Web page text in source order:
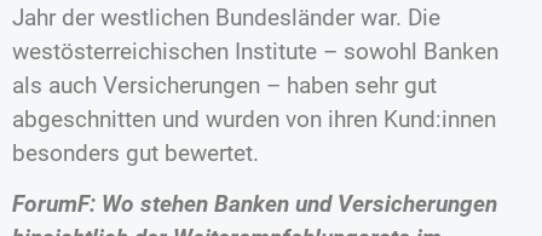
Jahr der westlichen Bundesländer war. Die
westösterreichischen Institute – sowohl Banken
als auch Versicherungen – haben sehr gut
abgeschnitten und wurden von ihren Kund:innen
besonders gut bewertet.
ForumF: Wo stehen Banken und Versicherungen